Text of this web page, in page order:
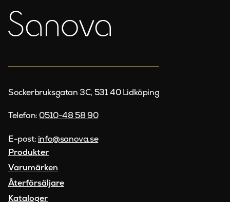
Sockerbruksgatan 3C, 531 40 Lidköping
Telefon: 0510-48 58 90
E-post: info@sanova.se
Produkter
Varumärken
Återförsäljare
Kataloger